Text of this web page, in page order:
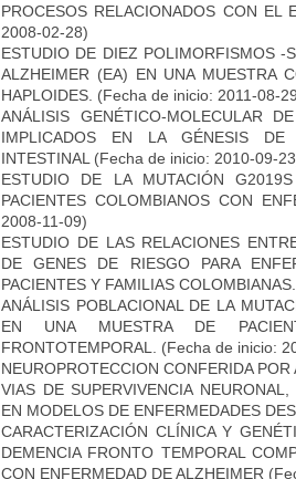
PROCESOS RELACIONADOS CON EL
2008-02-28)
ESTUDIO DE DIEZ POLIMORFISMOS -
ALZHEIMER (EA) EN UNA MUESTRA
HAPLOIDES. (Fecha de inicio: 2011-08-
ANÁLISIS GENÉTICO-MOLECULAR
IMPLICADOS EN LA GÉNESIS DE
INTESTINAL (Fecha de inicio: 2010-09-
ESTUDIO DE LA MUTACIÓN
PACIENTES COLOMBIANOS CON
2008-11-09)
ESTUDIO DE LAS RELACIONES
DE GENES DE RIESGO PARA
PACIENTES Y FAMILIAS COLOMBIANAS.
ANÁLISIS POBLACIONAL DE LA
EN UNA MUESTRA DE
FRONTOTEMPORAL.
(Fecha de inicio:
NEUROPROTECCION CONFERIDA
VIAS DE SUPERVIVENCIA
EN MODELOS DE ENFERMEDADES
CARACTERIZACIÓN CLÍNICA Y
DEMENCIA FRONTO TEMPORAL
CON ENFERMEDAD DE ALZHEIMER